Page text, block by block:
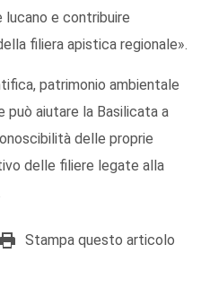
e contribuire
filiera apistica regionale».
patrimonio ambientale
può aiutare la Basilicata a
delle proprie
delle filiere legate alla
Stampa questo articolo